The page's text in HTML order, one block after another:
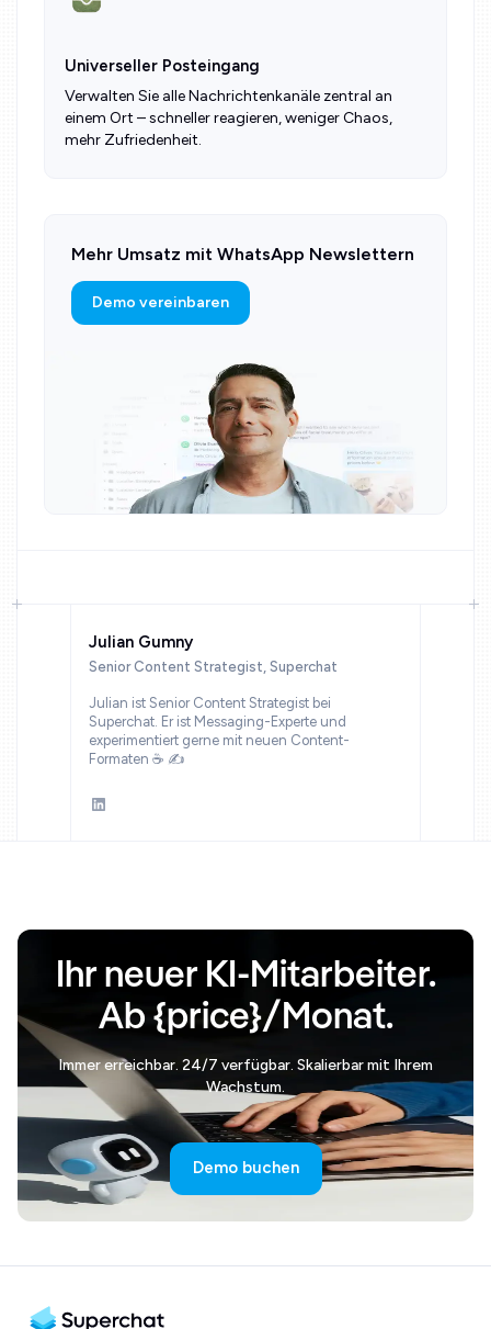
Universeller Posteingang
Verwalten Sie alle Nachrichtenkanäle zentral an
einem Ort – schneller reagieren, weniger Chaos,
mehr Zufriedenheit.
Mehr Umsatz mit WhatsApp Newslettern
Demo vereinbaren
Julian Gumny
Senior Content Strategist, Superchat
Julian ist Senior Content Strategist bei
Superchat. Er ist Messaging-Experte und
experimentiert gerne mit neuen Content-
Formaten ☕ ✍️
Ihr neuer KI-Mitarbeiter.
Ab {price}/Monat.
Immer erreichbar. 24/7 verfügbar. Skalierbar mit Ihrem
Wachstum.
Demo buchen